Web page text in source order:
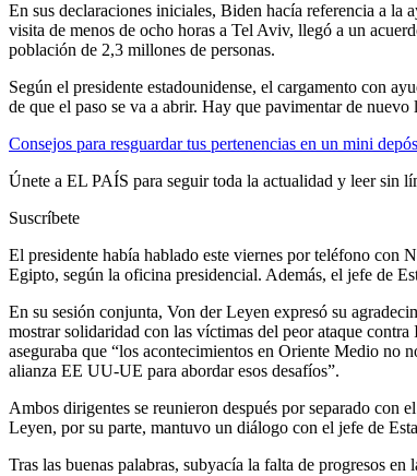
En sus declaraciones iniciales, Biden hacía referencia a la
visita de menos de ocho horas a Tel Aviv, llegó a un
población de 2,3 millones de personas.
Según el presidente estadounidense, el cargamento con
de que el paso se va a abrir. Hay que pavimentar de
Consejos para resguardar tus pertenencias en un mini
Únete a EL PAÍS para seguir toda la actualidad y leer sin
Suscríbete
El presidente había hablado este viernes por teléfono con
Egipto, según la oficina presidencial. Además, el jefe de
En su sesión conjunta, Von der Leyen expresó su
mostrar solidaridad con las víctimas del peor ataque
aseguraba que “los acontecimientos en Oriente Medio no
alianza EE UU-UE para abordar esos desafíos”.
Ambos dirigentes se reunieron después por separado con
Leyen, por su parte, mantuvo un diálogo con el jefe de
Tras las buenas palabras, subyacía la falta de progresos